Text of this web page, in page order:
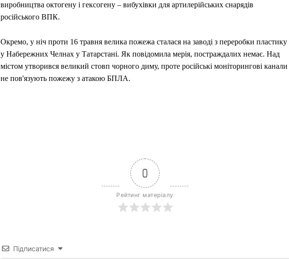
виробництва октогену і гексогену – вибухівки для артилерійських снарядів
російського ВПК.
Окремо, у ніч проти 16 травня велика пожежа сталася на заводі з переробки пластику
у Набережних Челнах у Татарстані. Як повідомила мерія, постраждалих немає. Над
містом утворився великий стовп чорного диму, проте російські моніторингові канали
не пов'язують пожежу з атакою БПЛА.
0
Рейтинг матеріалу
Підписатися